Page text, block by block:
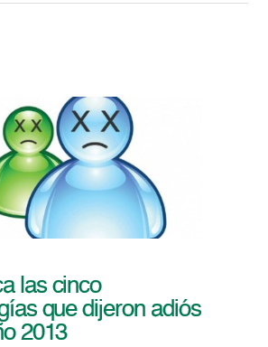
las cinco
que dijeron adiós
2013